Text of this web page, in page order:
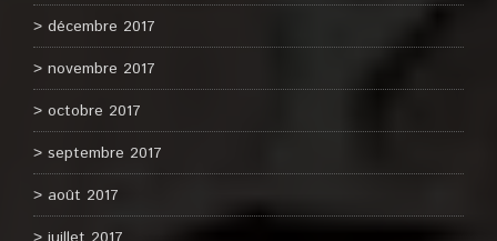
décembre 2017
novembre 2017
octobre 2017
septembre 2017
août 2017